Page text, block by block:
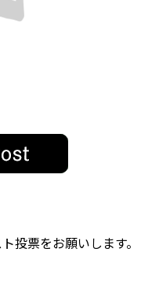
投票をお願いします。